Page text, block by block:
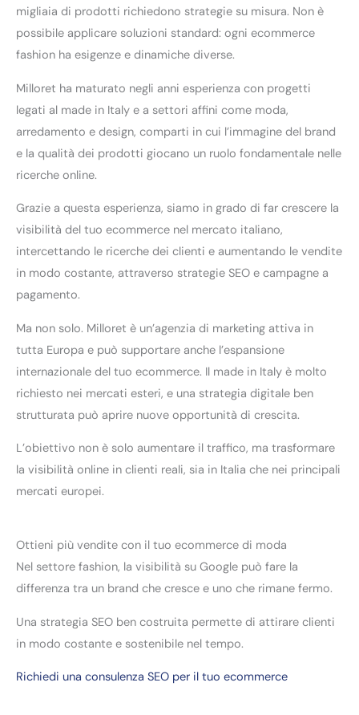
migliaia di prodotti richiedono strategie su misura. Non è
possibile applicare soluzioni standard: ogni ecommerce
fashion ha esigenze e dinamiche diverse.
Milloret ha maturato negli anni esperienza con progetti
legati al made in Italy e a settori affini come moda,
arredamento e design, comparti in cui l’immagine del brand
e la qualità dei prodotti giocano un ruolo fondamentale nelle
ricerche online.
Grazie a questa esperienza, siamo in grado di far crescere la
visibilità del tuo ecommerce nel mercato italiano,
intercettando le ricerche dei clienti e aumentando le vendite
in modo costante, attraverso strategie SEO e campagne a
pagamento.
Ma non solo. Milloret è un’agenzia di marketing attiva in
tutta Europa e può supportare anche l’espansione
internazionale del tuo ecommerce. Il made in Italy è molto
richiesto nei mercati esteri, e una strategia digitale ben
strutturata può aprire nuove opportunità di crescita.
L’obiettivo non è solo aumentare il traffico, ma trasformare
la visibilità online in clienti reali, sia in Italia che nei principali
mercati europei.
Ottieni più vendite con il tuo ecommerce di moda
Nel settore fashion, la visibilità su Google può fare la
differenza tra un brand che cresce e uno che rimane fermo.
Una strategia SEO ben costruita permette di attirare clienti
in modo costante e sostenibile nel tempo.
Richiedi una consulenza SEO per il tuo ecommerce